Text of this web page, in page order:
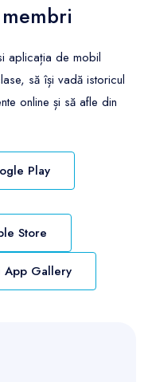
aplicația de mobil
să își vadă istoricul
online și să afle din
Play
Store
App Gallery